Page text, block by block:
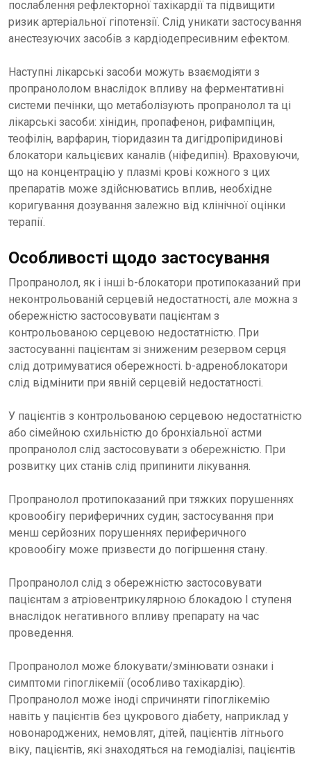
послаблення рефлекторної тахікардії та підвищити
ризик артеріальної гіпотензії. Слід уникати застосування
анестезуючих засобів з кардіодепресивним ефектом.
Наступні лікарські засоби можуть взаємодіяти з
пропранололом внаслідок впливу на ферментативні
системи печінки, що метаболізують пропранолол та ці
лікарські засоби: хінідин, пропафенон, рифампіцин,
теофілін, варфарин, тіоридазин та дигідропіридинові
блокатори кальцієвих каналів (ніфедипін). Враховуючи,
що на концентрацію у плазмі крові кожного з цих
препаратів може здійснюватись вплив, необхідне
коригування дозування залежно від клінічної оцінки
терапії.
Особливості щодо застосування
Пропранолол, як і інші b-блокатори протипоказаний при
неконтрольованій серцевій недостатності, але можна з
обережністю застосовувати пацієнтам з
контрольованою серцевою недостатністю. При
застосуванні пацієнтам зі зниженим резервом серця
слід дотримуватися обережності. b-адреноблокатори
слід відмінити при явній серцевій недостатності.
У пацієнтів з контрольованою серцевою недостатністю
або сімейною схильністю до бронхіальної астми
пропранолол слід застосовувати з обережністю. При
розвитку цих станів слід припинити лікування.
Пропранолол протипоказаний при тяжких порушеннях
кровообігу периферичних судин; застосування при
менш серйозних порушеннях периферичного
кровообігу може призвести до погіршення стану.
Пропранолол слід з обережністю застосовувати
пацієнтам з атріовентрикулярною блокадою І ступеня
внаслідок негативного впливу препарату на час
проведення.
Пропранолол може блокувати/змінювати ознаки і
симптоми гіпоглікемії (особливо тахікардію).
Пропранолол може іноді спричиняти гіпоглікемію
навіть у пацієнтів без цукрового діабету, наприклад у
новонароджених, немовлят, дітей, пацієнтів літнього
віку, пацієнтів, які знаходяться на гемодіалізі, пацієнтів